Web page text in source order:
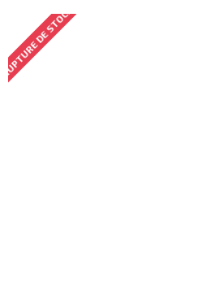
DE STOCK